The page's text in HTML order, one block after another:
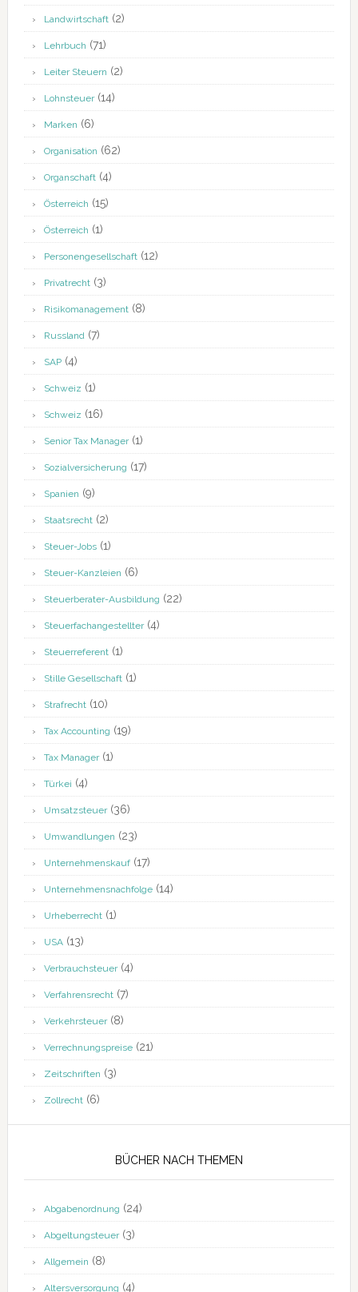
Landwirtschaft(2)
Lehrbuch (71)
Leiter Steuern (2)
Lohnsteuer(14)
Marken (6)
Organisation (62)
Organschaft(4)
Österreich (15)
Österreich (1)
Personengesellschaft(12)
Privatrecht(3)
Risikomanagement(8)
Russland(7)
SAP(4)
Schweiz (1)
Schweiz (16)
Senior Tax Manager(1)
Sozialversicherung (17)
Spanien (9)
Staatsrecht(2)
Steuer-Jobs(1)
Steuer-Kanzleien (6)
Steuerberater-Ausbildung (22)
Steuerfachangestellter(4)
Steuerreferent(1)
Stille Gesellschaft(1)
Strafrecht(10)
Tax Accounting (19)
Tax Manager(1)
Türkei (4)
Umsatzsteuer(36)
Umwandlungen (23)
Unternehmenskauf(17)
Unternehmensnachfolge(14)
Urheberrecht(1)
USA(13)
Verbrauchsteuer(4)
Verfahrensrecht(7)
Verkehrsteuer(8)
Verrechnungspreise(21)
Zeitschriften (3)
Zollrecht(6)
BÜCHER NACH THEMEN
Abgabenordnung (24)
Abgeltungsteuer(3)
Allgemein (8)
Altersversorgung (4)